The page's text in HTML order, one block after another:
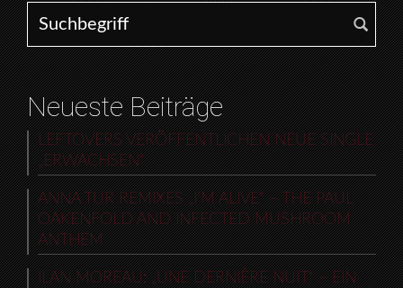
Search for:
Neueste Beiträge
LEFTOVERS VERÖFFENTLICHEN NEUE SINGLE
„ERWACHSEN“
ANNA TUR REMIXES „I’M ALIVE“ – THE PAUL
OAKENFOLD AND INFECTED MUSHROOM
ANTHEM
ILAN MOREAU: „UNE DERNIÈRE NUIT“ – EIN